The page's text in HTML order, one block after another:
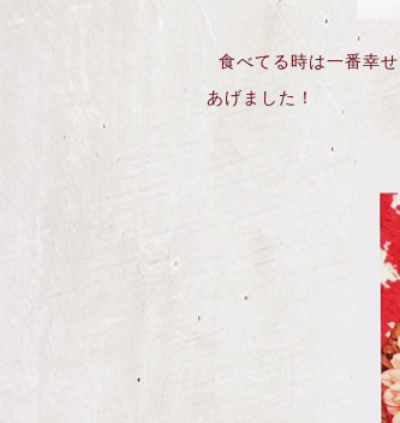
食べてる時は一番幸
あげました！